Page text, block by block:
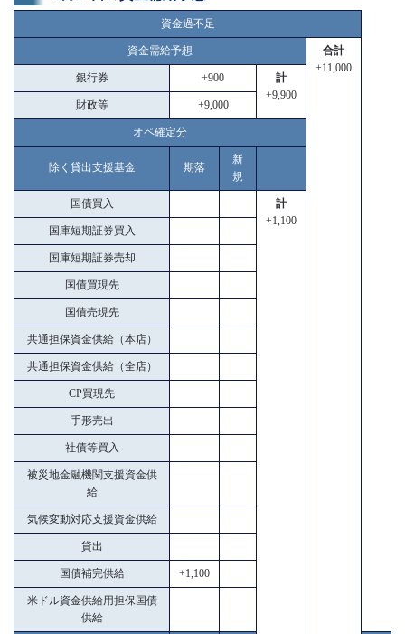
資金過不足
資金需給予想
合計
+11,000
銀行券 +900
計
+9,900
財政等 +9,000
オペ確定分
除く貸出支援基金 期落
新
規
国債買入
計
+1,100
国庫短期証券買入
国庫短期証券売却
国債買現先
国債売現先
共通担保資金供給（本店）
共通担保資金供給（全店）
CP買現先
手形売出
社債等買入
被災地金融機関支援資金供
給
気候変動対応支援資金供給
貸出
国債補完供給 +1,100
米ドル資金供給用担保国債
供給